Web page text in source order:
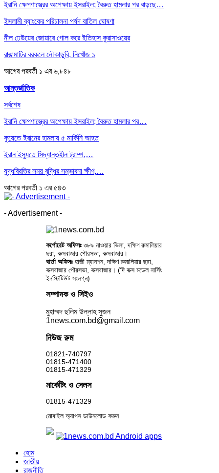
ইরানি ক্ষেপণাস্ত্রের অপেক্ষায় ইসরাইল; বৈরুত হামলার পর বাড়ছে…
ইসলামী ব্যাংকের পরিচালনা পর্ষদ বাতিল ঘোষণা
নীল ঢেউয়ের জোয়ারে গোল করে ইতিহাস কুরাসাওয়ের
রাঙামাটির বরকলে নৌকাডুবি, নিখোঁজ ১
আগেরপরবর্তী ১ এর ৬,৮৪৮
আন্তর্জাতিক
সর্বশেষ
ইরানি ক্ষেপণাস্ত্রের অপেক্ষায় ইসরাইল; বৈরুত হামলার পর…
কুয়েতে ইরানের হামলায় ৫ মার্কিনি আহত
ইরান ইস্যুতে সিদ্ধান্তহীন ট্রাম্প,…
যুদ্ধবিরতির সময় বৃদ্ধির সম্ভাবনা ক্ষীণ,…
আগেরপরবর্তী ১ এর ৫৪৩
- Advertisement -
কর্পোরেট অফিসঃ ৩৮৯ নাওয়ার ভিলা, দক্ষিণ রুমালিয়ার
ছরা, কক্সবাজার পৌরসভা, কক্সবাজার।
বার্তা অফিসঃহাজী ম্যানশন, দক্ষিণ রুমালিয়ার ছরা,
কক্সবাজার পৌরসভা, কক্সবাজার। (দি কক্স মডেল নার্সিং
ইনস্টিটিউট সংলগ্ন)
সম্পাদক ও সিইও
মুহাম্মদ ছলিম উল্লাহ সুজন
1news.com.bd@gmail.com
নিউজ রুম
01821-740797
01815-471400
01815-471329
মার্কেটিং ও সেলস
01815-471329
মোবাইল অ্যাপস ডাউনলোড করুন
হোম
জাতীয়
রাজনীতি